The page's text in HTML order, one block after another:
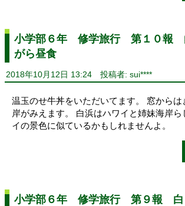
小学部６年 修学旅行 第１０報
がら昼食
2018年10月12日 13:24 投稿者: sui****
温玉のせ牛丼をいただいてます。 窓から
岸がみえます。 白浜はハワイと姉妹海岸ら
イの景色に似ているかもしれませんよ。
小学部６年 修学旅行 第９報 白